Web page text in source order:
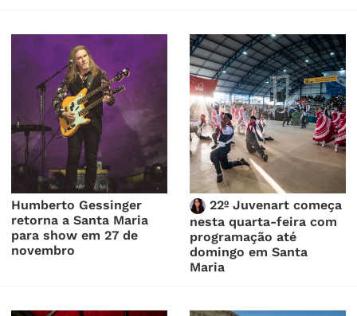
Humberto Gessinger
retorna a Santa Maria
para show em 27 de
novembro
22º Juvenart começa
nesta quarta-feira com
programação até
domingo em Santa
Maria